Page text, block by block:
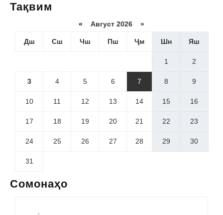
Тақвим
« Август 2026 »
Дш Сш Чш Пш Ҷм Шн Яш
1 2
3 4 5 6 7 8 9
10 11 12 13 14 15 16
17 18 19 20 21 22 23
24 25 26 27 28 29 30
31
Сомонаҳо